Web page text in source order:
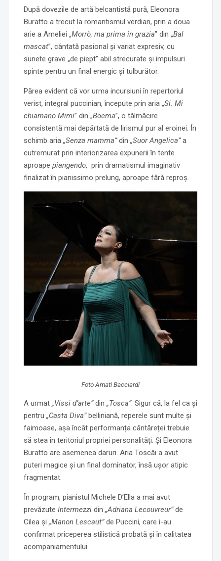
După dovezile de artă belcantistă pură, Eleonora
Buratto a trecut la romantismul verdian, prin a doua
arie a Ameliei „Morrò, ma prima in grazia” din „Bal
mascat”, cântată pasional și variat expresiv, cu
sunete grave „de piept” abil strecurate și impulsuri
spinte pentru un final energic și tulburător.
Părea evident că vor urma incursiuni în repertoriul
verist, integral puccinian, începute prin aria „Si. Mi
chiamano Mimi” din „Boema”, o tălmăcire
consistentă mai depărtată de lirismul pur al eroinei. În
schimb aria „Senza mamma”din „Suor Angelica”a
cutremurat prin interiorizarea expunerii în tente
aproape piangendo, prin dramatismul imaginativ
finalizat în pianissimo prelung, aproape fără reproș.
Foto Amati Bacciardi
A urmat „Vissi d’arte”din „Tosca”. Sigur că, la fel ca și
pentru „Casta Diva”belliniană, reperele sunt multe și
faimoase, așa încât performanța cântăreței trebuie
să stea în teritoriul propriei personalități. Și Eleonora
Buratto are asemenea daruri. Aria Toscăi a avut
puteri magice și un final dominator, însă ușor atipic
fragmentat.
În program, pianistul Michele D’Ella a mai avut
prevăzute Intermezzidin „Adriana Lecouvreur”de
Cilea și „Manon Lescaut”de Puccini, care i-au
confirmat priceperea stilistică probată și în calitatea
acompaniamentului.